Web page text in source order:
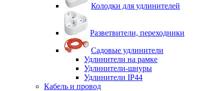
Колодки для удлинителей
Разветвители, переходники
Садовые удлинители
Удлинители на рамке
Удлинители-шнуры
Удлинители IP44
Кабель и провод